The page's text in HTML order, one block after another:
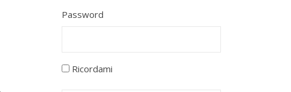
Password
Ricordami